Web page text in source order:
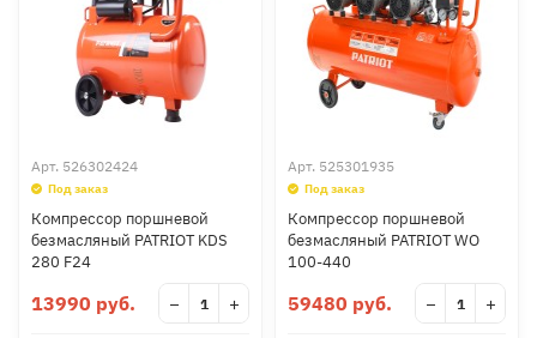
Арт. 526302424
Под заказ
Компрессор поршневой
безмасляный PATRIOT KDS
280 F24
13990 руб. − +
Арт. 525301935
Под заказ
Компрессор поршневой
безмасляный PATRIOT WO
100-440
59480 руб. − +